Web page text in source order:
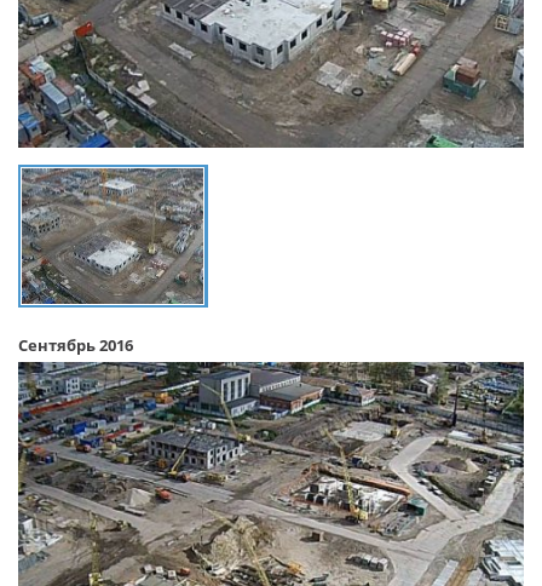
Сентябрь 2016